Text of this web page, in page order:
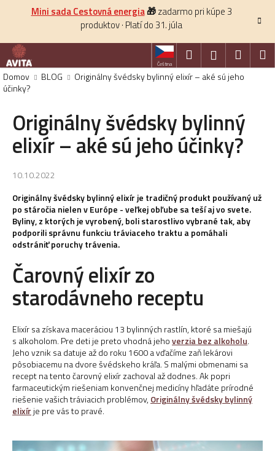
Mini sada Cestovná energia🎁zadarmo pri kúpe 3
produktov · Platí do 31. júla
Čeština
Hľadať Prihlásenie
košík
Domov BLOG
Originálny švédsky bylinný elixír – aké sú jeho
účinky?
Originálny švédsky bylinný
elixír – aké sú jeho účinky?
10.10.2022
Originálny švédsky bylinný elixír je tradičný produkt používaný už
po stáročia nielen v Európe - veľkej obľube sa teší aj vo svete.
Byliny, z ktorých je vyrobený, boli starostlivo vybrané tak, aby
podporili správnu funkciu tráviaceho traktu a pomáhali
odstrániť poruchy trávenia.
Čarovný elixír zo
starodávneho receptu
Elixír sa získava maceráciou 13 bylinných rastlín, ktoré sa miešajú
s alkoholom. Pre deti je preto vhodná jehoverzia bez alkoholu.
Jeho vznik sa datuje až do roku 1600 a vďačíme zaň lekárovi
pôsobiacemu na dvore švédskeho kráľa. S malými obmenami sa
recept na tento čarovný elixír zachoval až dodnes. Ak popri
farmaceutickým riešeniam konvenčnej medicíny hľadáte prírodné
riešenie vašich tráviacich problémov, Originálny švédsky bylinný
elixír je pre vás to pravé.
š
k